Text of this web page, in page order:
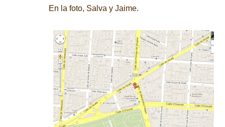
En la foto, Salva y Jaime.